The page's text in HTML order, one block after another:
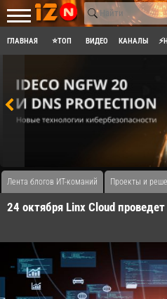
ГЛАВНАЯ ⭐ТОП ВИДЕО КАНАЛЫ
Лента блогов ИТ-команий Проекты и
24 октября Linx Cloud